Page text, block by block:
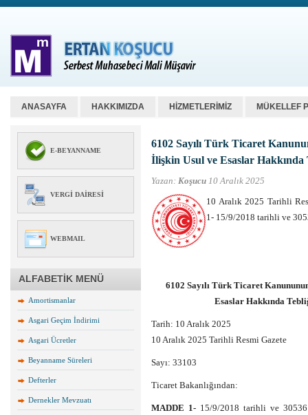
ANASAYFA HAKKIMIZDA HİZMETLERİMİZ MÜKELLEF
E-BEYANNAME
VERGI DAIRESI
WEBMAIL
ALFABETİK MENÜ
Amortismanlar
Asgari Geçim İndirimi
Asgari Ücretler
Beyanname Süreleri
Defterler
Dernekler Mevzuatı
6102 Sayılı Türk Ticaret
İlişkin Usul ve Esaslar Hakkında
Yazan: Koşucu 10 Aralık 2025
10 Aralık 2025 Tarihli
1- 15/9/2018 tarihli ve
6102 Sayılı Türk Ticaret
Esaslar Hakkında
Tarih: 10 Aralık 2025
10 Aralık 2025 Tarihli Resmi Gazete
Sayı: 33103
Ticaret Bakanlığından:
MADDE 1- 15/9/2018 tarihli ve 30536